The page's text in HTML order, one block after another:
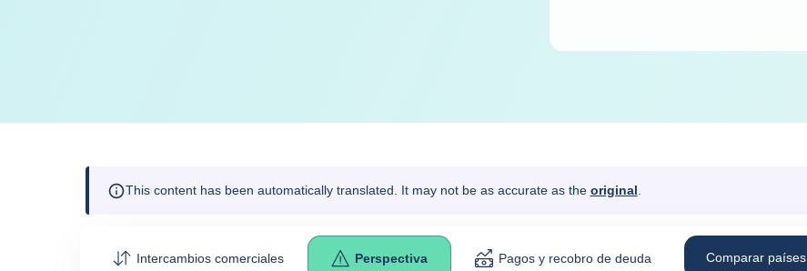
This content has been automatically translated. It may not be as accurate as the original
Intercambios comerciales Perspectiva Pagos y recobro de deuda Comparar países